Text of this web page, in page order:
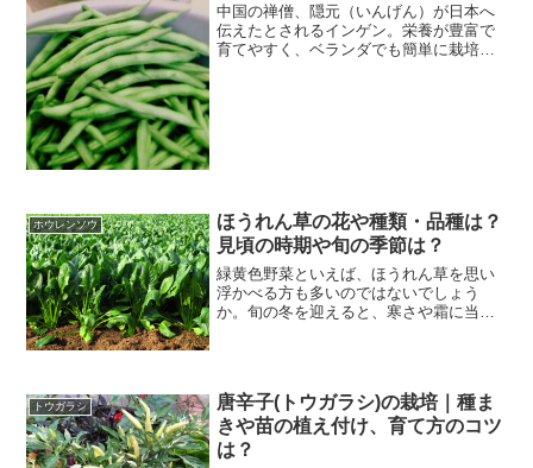
中国の禅僧、隠元（いんげん）が日本へ
伝えたとされるインゲン。栄養が豊富で
育てやすく、ベランダでも簡単に栽培し
ホウレンソウ
ほうれん草の花や種類・品種は？
見頃の時期や旬の季節は？
緑黄色野菜といえば、ほうれん草を思い
浮かべる方も多いのではないでしょう
か。旬の冬を迎えると、寒さや霜に当た
庭菜園にピッタリ。今回は、そ...
トウガラシ
唐辛子(トウガラシ)の栽培｜種ま
きや苗の植え付け、育て方のコツ
は？